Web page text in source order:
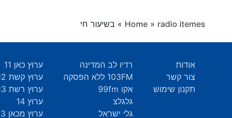
Home » radio itemes
» בשיעור חי
אודות
צור קשר
תקנון שימוש
רדיו לב המדינה
103FM ללא הפסקה
אקו 99fm
גלגלצ
גלי ישראל
ערוץ כאן 11
ערוץ קשת 12
ערוץ רשת 13
ערוץ 14
ערוץ מכאן 33